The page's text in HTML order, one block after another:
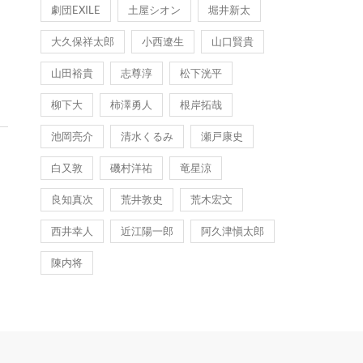
劇団EXILE 土屋シオン 堀井新太
大久保祥太郎 小西遼生 山口賢貴
山田裕貴 志尊淳 松下洸平
柳下大 柿澤勇人 根岸拓哉
池岡亮介 清水くるみ 瀬戸康史
白又敦 磯村洋祐 竜星涼
良知真次 荒井敦史 荒木宏文
西井幸人 近江陽一郎 阿久津愼太郎
陳内将